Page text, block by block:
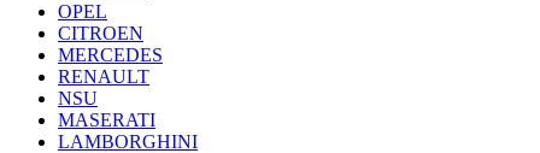
OPEL
CITROEN
MERCEDES
RENAULT
NSU
MASERATI
LAMBORGHINI